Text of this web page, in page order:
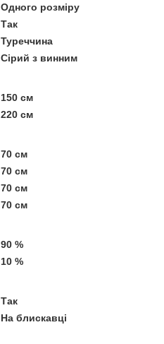
Одного розміру
Так
Туреччина
Сірий з винним
150 см
220 см
70 см
70 см
70 см
70 см
90 %
10 %
Так
На блискавці